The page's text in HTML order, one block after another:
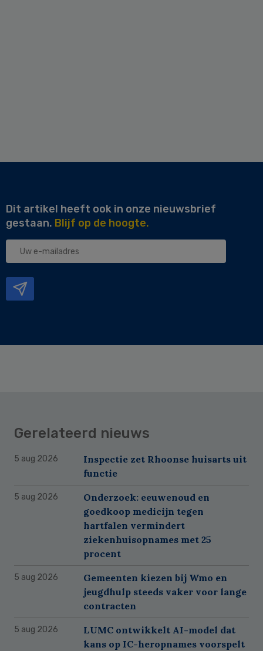
Dit artikel heeft ook in onze nieuwsbrief
gestaan. Blijf op de hoogte.
Uw
Gerelateerd nieuws
5 aug 2026
Inspectie zet Rhoonse huisarts uit
functie
5 aug 2026
Onderzoek: eeuwenoud en
goedkoop medicijn tegen
hartfalen vermindert
ziekenhuisopnames met 25
procent
5 aug 2026
Gemeenten kiezen bij Wmo en
jeugdhulp steeds vaker voor lange
contracten
5 aug 2026
LUMC ontwikkelt AI-model dat
kans op IC-heropnames voorspelt